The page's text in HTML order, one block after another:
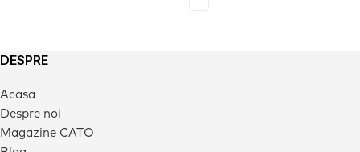
DESPRE
Acasa
Despre noi
Magazine CATO